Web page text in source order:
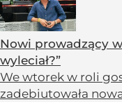
Nowi prowadzący
wyleciał?”
We wtorek w roli
zadebiutowała